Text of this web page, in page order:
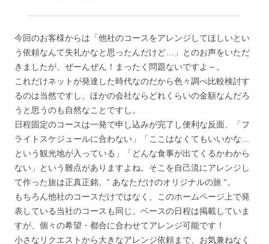
今回のお客様からは「他社のコースをアレンジしてほしいとい
う依頼なんて失礼かなと思ったんだけど…」とのお声をいただ
きましたが、ぜーんぜん！まったく問題ないですよ～。
これだけネットが発達した時代なのだから色々調べ比較検討す
るのは当然ですし、ほかの会社ならどれくらいの金額なんだろ
うと思うのも自然なことですし。
日程固定のコースは一発で申し込みが完了し便利な反面、「フ
ライトスケジュールに合わない」「ここはなくてもいいかな…
という観光地が入っている」「どんな食事が出てくるかわから
ない」という難点がありますよね。そこを自己流にアレンジし
て作った旅は正真正銘、” あなただけのオリジナルの旅 “。
もちろん他社のコースだけではなく、このホームページ上で発
表している当社のコースも同じ。ベースの日程は掲載していま
すが、個々の希望・都合に合わせてアレンジ可能です！
小さなリクエストから大きなアレンジ依頼まで、お気兼ねなく